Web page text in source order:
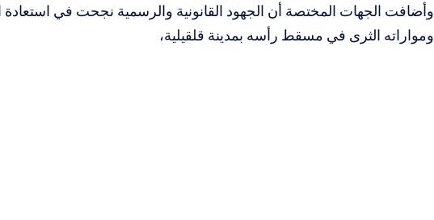
وأضافت الجهات المختصة أن الجهود القانونية والرسمية نجحت في استعادة
ومواراته الثرى في مسقط رأسه بمدينة قلقيلية،